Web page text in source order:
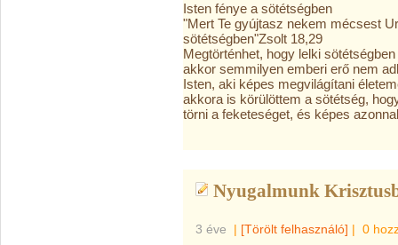
Isten fénye a sötétségben
"Mert Te gyújtasz nekem mécsest
sötétségben"Zsolt 18,29
Megtörténhet, hogy lelki
akkor semmilyen emberi erő nem
Isten, aki képes megvilágítani
akkora is körülöttem a sötétség,
törni a feketeséget, és képes
Nyugalmunk
3 éve | [Törölt felhasználó] | 0